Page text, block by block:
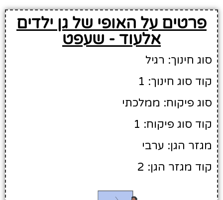
פרטים על האופי של גן ילדים
אלעוד - שעפט
סוג חינוך: רגיל
קוד סוג חינוך: 1
סוג פיקוח: ממלכתי
קוד סוג פיקוח: 1
מגזר הגן: ערבי
קוד מגזר הגן: 2